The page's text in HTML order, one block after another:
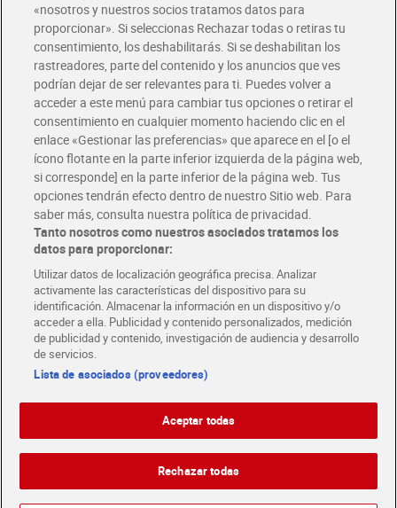
Glovo y Uber Eats
Solicita tu factura de Glovo o Uber Eats
Únete al CLUB Dia
Disfruta las ventajas y ofertas exclusivas.
Descárgate la APP Dia
Folletos y Tiendas
Descubre las mejores ofertas y busca tu tienda más cercana
Tarjeta MaX Dia
Te devuelve hasta 8€/mes de tus compras.
¡Solicita tu tarjeta de crédito aquí!
COMER MEJOR CADA DIA
COLABORA CON DIA ABRE TU TIENDA DIA CORPORATE
EnglishPolítica de privacidad Política de cookies
«nosotros y nuestros socios tratamos datos para
proporcionar». Si seleccionas Rechazar todas o retiras tu
consentimiento, los deshabilitarás. Si se deshabilitan los
rastreadores, parte del contenido y los anuncios que ves
podrían dejar de ser relevantes para ti. Puedes volver a
acceder a este menú para cambiar tus opciones o retirar el
consentimiento en cualquier momento haciendo clic en el
enlace «Gestionar las preferencias» que aparece en el [o el
ícono flotante en la parte inferior izquierda de la página web,
si corresponde] en la parte inferior de la página web. Tus
opciones tendrán efecto dentro de nuestro Sitio web. Para
saber más, consulta nuestra política de privacidad.
Tanto nosotros como nuestros asociados tratamos los
datos para proporcionar:
Utilizar datos de localización geográfica precisa. Analizar
activamente las características del dispositivo para su
identificación. Almacenar la información en un dispositivo y/o
acceder a ella. Publicidad y contenido personalizados, medición
de publicidad y contenido, investigación de audiencia y desarrollo
de servicios.
Lista de asociados (proveedores)
Aceptar todas
Rechazar todas